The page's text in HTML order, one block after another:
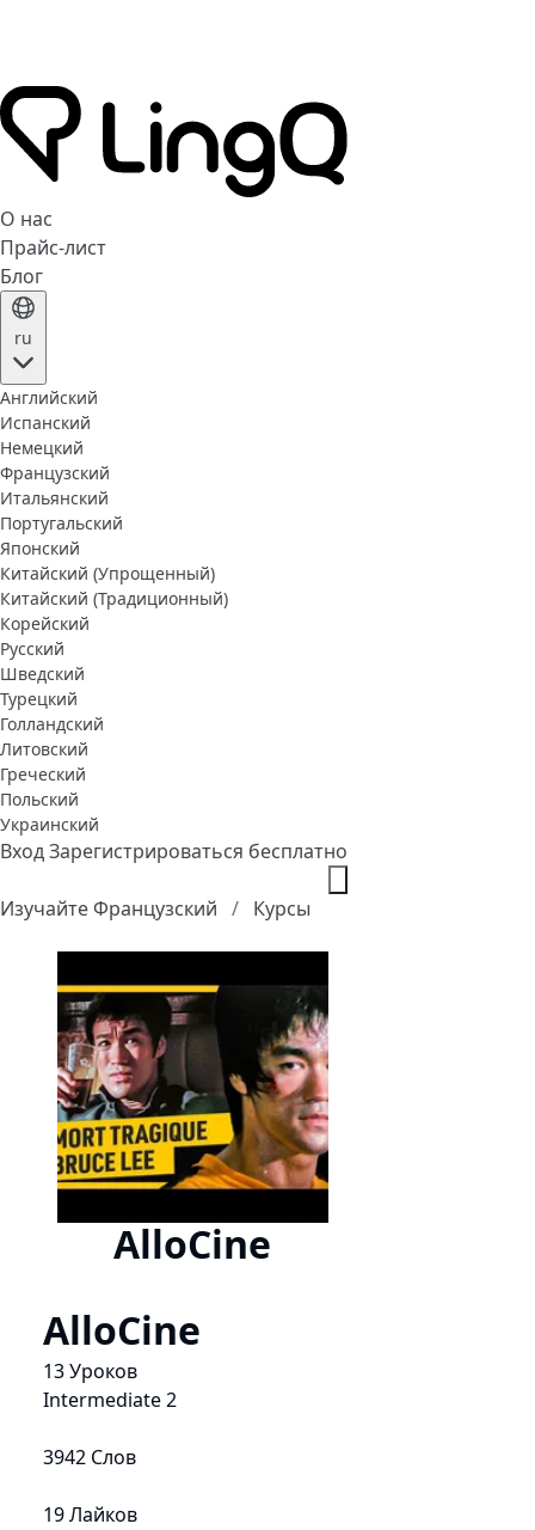
О нас
Прайс-лист
Блог
ru
Английский
Испанский
Немецкий
Французский
Итальянский
Португальский
Японский
Китайский (Упрощенный)
Китайский (Традиционный)
Корейский
Русский
Шведский
Турецкий
Голландский
Литовский
Греческий
Польский
Украинский
ВходЗарегистрироваться бесплатно
Изучайте Французский Курсы
AlloCine
AlloCine
13 Уроков
Intermediate 2
3942 Слов
19 Лайков